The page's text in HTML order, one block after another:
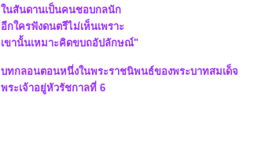
นสันดานเป็นคนชอบกลนัก
อีกใครฟังดนตรีไม่เห็นเพราะ
เขานั้นเหมาะคิดขบถอัปลักษณ์"
บทกลอนตอนหนึ่งในพระราชนิพนธ์ของพระบาทสมเด็จ
พระเจ้าอยู่หัวรัชกาลที่ 6